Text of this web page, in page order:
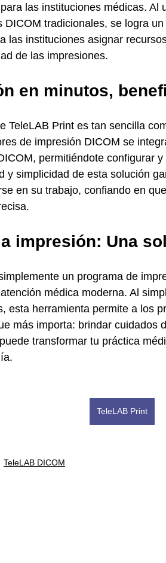
las instituciones médicas. Al
DICOM tradicionales, se logra
las instituciones asignar
de las impresiones.
en minutos,
TeleLAB Print es tan sencilla
de impresión DICOM se
permitiéndote configurar
y simplicidad de esta solución
en su trabajo, confiando en
impresión: Una
un programa de
médica moderna. Al
esta herramienta permite a los
más importa: brindar cuidados
transformar tu práctica
TeleLAB Print
TeleLAB DICOM